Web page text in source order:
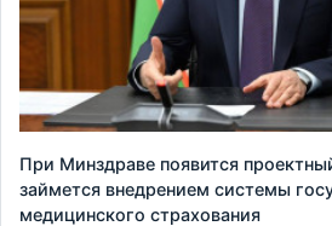
При Минздраве появится
займется внедрением системы
медицинского страхования